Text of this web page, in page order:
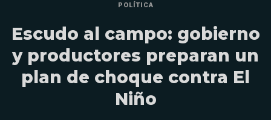
POLÍTICA
Escudo al campo: gobierno
y productores preparan un
plan de choque contra El
Niño